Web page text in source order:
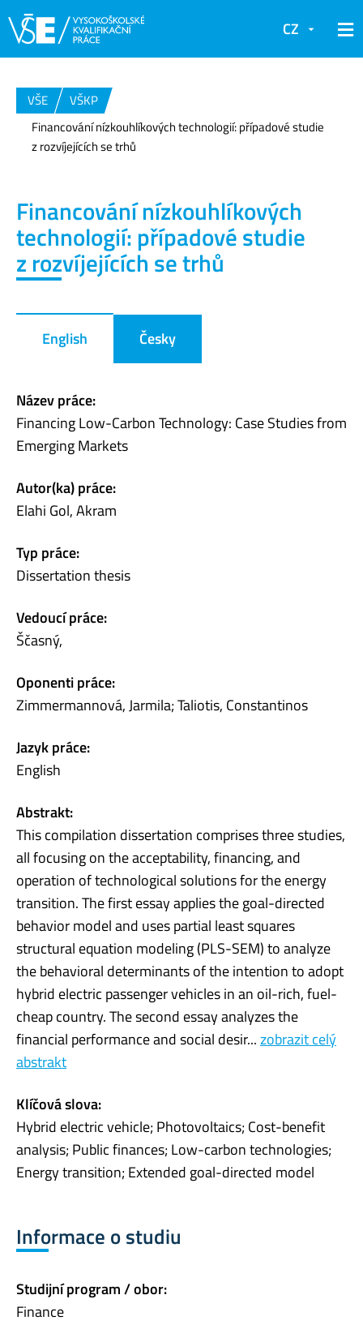
CZ
VŠE
VŠKP
Financování nízkouhlíkových technologií: případové studie
z rozvíjejících se trhů
Financování nízkouhlíkových
technologií: případové studie
z rozvíjejících se trhů
English Česky
Název práce:
Financing Low-Carbon Technology: Case Studies from
Emerging Markets
Autor(ka) práce:
Elahi Gol, Akram
Typ práce:
Dissertation thesis
Vedoucí práce:
Ščasný,
Oponenti práce:
Zimmermannová, Jarmila; Taliotis, Constantinos
Jazyk práce:
English
Abstrakt:
This compilation dissertation comprises three studies,
all focusing on the acceptability, financing, and
operation of technological solutions for the energy
transition. The first essay applies the goal-directed
behavior model and uses partial least squares
structural equation modeling (PLS-SEM) to analyze
the behavioral determinants of the intention to adopt
hybrid electric passenger vehicles in an oil-rich, fuel-
cheap country. The second essay analyzes the
financial performance and social desir...zobrazit celý
abstrakt
Klíčová slova:
Hybrid electric vehicle; Photovoltaics; Cost-benefit
analysis; Public finances; Low-carbon technologies;
Energy transition; Extended goal-directed model
Informace o studiu
Studijní program / obor:
Finance